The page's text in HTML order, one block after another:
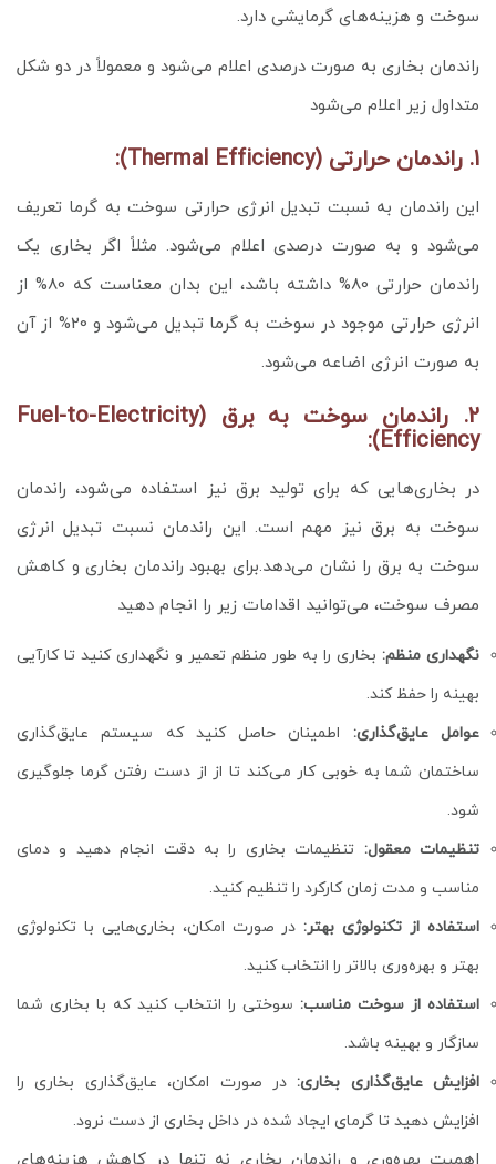
سوخت و هزینه‌های گرمایشی دارد.
راندمان بخاری به صورت درصدی اعلام می‌شود و معمولاً در دو شکل
متداول زیر اعلام می‌شود
1. راندمان حرارتی (Thermal Efficiency):
این راندمان به نسبت تبدیل انرژی حرارتی سوخت به گرما تعریف
می‌شود و به صورت درصدی اعلام می‌شود. مثلاً اگر بخاری یک
راندمان حرارتی 80% داشته باشد، این بدان معناست که 80% از
انرژی حرارتی موجود در سوخت به گرما تبدیل می‌شود و 20% از آن
به صورت انرژی اضاعه می‌شود.
2. راندمان سوخت به برق (Fuel-to-Electricity
Efficiency):
در بخاری‌هایی که برای تولید برق نیز استفاده می‌شود، راندمان
سوخت به برق نیز مهم است. این راندمان نسبت تبدیل انرژی
سوخت به برق را نشان می‌دهد.برای بهبود راندمان بخاری و کاهش
مصرف سوخت، می‌توانید اقدامات زیر را انجام دهید
نگهداری منظم: بخاری را به طور منظم تعمیر و نگهداری کنید تا کارآیی
بهینه را حفظ کند.
عوامل عایق‌گذاری: اطمینان حاصل کنید که سیستم عایق‌گذاری
ساختمان شما به خوبی کار می‌کند تا از از دست رفتن گرما جلوگیری
شود.
تنظیمات معقول: تنظیمات بخاری را به دقت انجام دهید و دمای
مناسب و مدت زمان کارکرد را تنظیم کنید.
استفاده از تکنولوژی بهتر: در صورت امکان، بخاری‌هایی با تکنولوژی
بهتر و بهره‌وری بالاتر را انتخاب کنید.
استفاده از سوخت مناسب: سوختی را انتخاب کنید که با بخاری شما
سازگار و بهینه باشد.
افزایش عایق‌گذاری بخاری: در صورت امکان، عایق‌گذاری بخاری را
افزایش دهید تا گرمای ایجاد شده در داخل بخاری از دست نرود.